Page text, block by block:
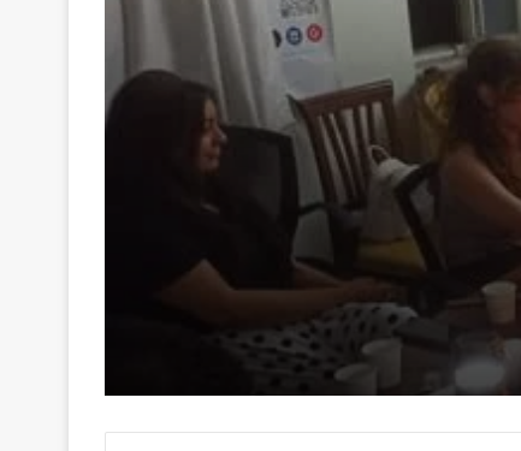
Genç Kalemler Gönüllere Dokundu